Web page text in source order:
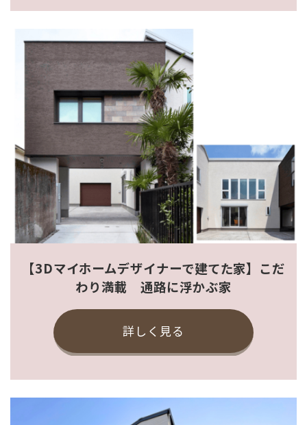
【3Dマイホームデザイナーで建てた家】こだ
わり満載 通路に浮かぶ家
詳しく見る